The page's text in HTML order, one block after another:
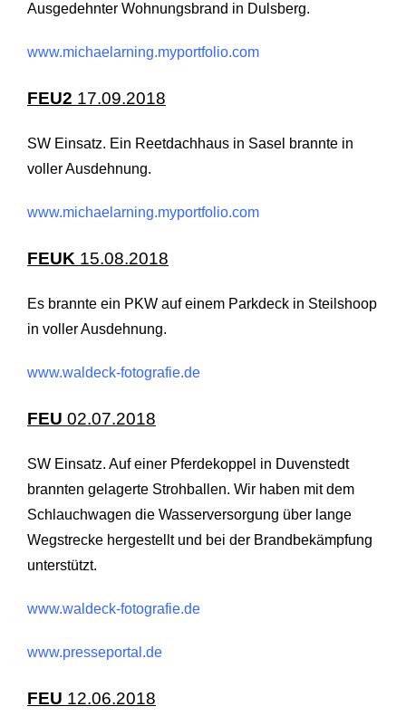
Ausgedehnter Wohnungsbrand in Dulsberg.
www.michaelarning.myportfolio.com
FEU2 17.09.2018
SW Einsatz. Ein Reetdachhaus in Sasel brannte in
voller Ausdehnung.
www.michaelarning.myportfolio.com
FEUK 15.08.2018
Es brannte ein PKW auf einem Parkdeck in Steilshoop
in voller Ausdehnung.
www.waldeck-fotografie.de
FEU 02.07.2018
SW Einsatz. Auf einer Pferdekoppel in Duvenstedt
brannten gelagerte Strohballen. Wir haben mit dem
Schlauchwagen die Wasserversorgung über lange
Wegstrecke hergestellt und bei der Brandbekämpfung
unterstützt.
www.waldeck-fotografie.de
www.presseportal.de
FEU 12.06.2018